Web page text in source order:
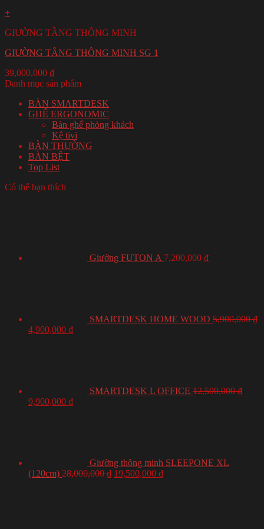
+
GIƯỜNG TẦNG THÔNG MINH
GIƯỜNG TÂNG THÔNG MINH SG 1
39,000,000 ₫
Danh mục sản phẩm
BÀN SMARTDESK
GHẾ ERGONOMIC
Bàn ghế phòng khách
Kệ tivi
BÀN THƯỜNG
BÀN BỆT
Top List
Có thể bạn thích
Giường FUTON A 7,200,000 ₫
SMARTDESK HOME WOOD 5,900,000₫
4,900,000 ₫
SMARTDESK L OFFICE 12,500,000₫
9,900,000 ₫
Giường thông minh SLEEPONE XL
(120cm) 28,000,000₫ 19,500,000 ₫